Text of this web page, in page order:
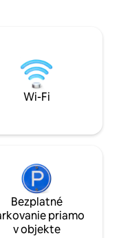
kút vybavený
mikrovlnnou
kanvicou a
ideálny na
Wi-Fi
Bezplatné
priamo
v objekte